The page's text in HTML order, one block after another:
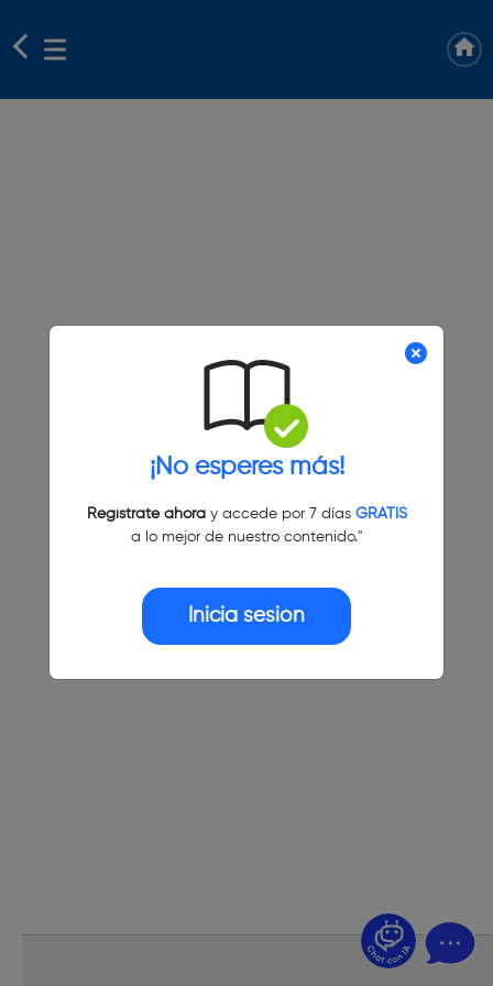
¡No esperes más!
Regístrate ahoray accede por 7 días GRATIS
a lo mejor de nuestro contenido."
Inicia sesión